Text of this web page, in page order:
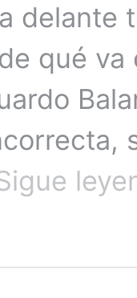
delante
qué va